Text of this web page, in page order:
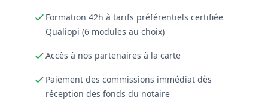
Formation 42h à tarifs préférentiels certifiée
Qualiopi (6 modules au choix)
Accès à nos partenaires à la carte
Paiement des commissions immédiat dès
réception des fonds du notaire